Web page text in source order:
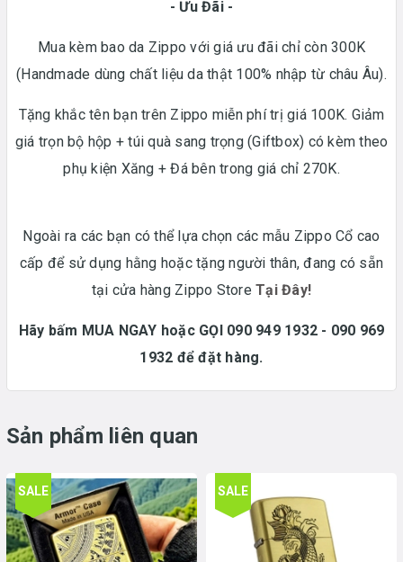
- Ưu Đãi -
Mua kèm bao da Zippo với giá ưu đãi chỉ còn 300K
(Handmade dùng chất liệu da thật 100% nhập từ châu Âu).
Tặng khắc tên bạn trên Zippo miễn phí trị giá 100K. Giảm
giá trọn bộ hộp + túi quà sang trọng (Giftbox) có kèm theo
phụ kiện Xăng + Đá bên trong giá chỉ 270K.
Ngoài ra các bạn có thể lựa chọn các mẫu Zippo Cổ cao
cấp để sử dụng hằng hoặc tặng người thân, đang có sẵn
tại cửa hàng Zippo StoreTại Đây!
Hãy bấm MUA NGAY hoặc GỌI 090 949 1932 - 090 969
1932 để đặt hàng.
Sản phẩm liên quan
SALE SALE